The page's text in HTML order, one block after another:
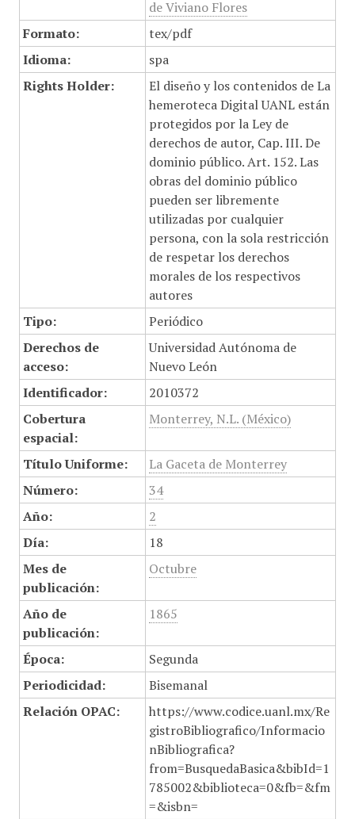
de Viviano Flores
Formato:
tex/pdf
Idioma:
spa
Rights Holder:
El diseño y los contenidos de La
hemeroteca Digital UANL están
protegidos por la Ley de
derechos de autor, Cap. III. De
dominio público. Art. 152. Las
obras del dominio público
pueden ser libremente
utilizadas por cualquier
persona, con la sola restricción
de respetar los derechos
morales de los respectivos
autores
Tipo:
Periódico
Derechos de
acceso:
Universidad Autónoma de
Nuevo León
Identificador:
2010372
Cobertura
espacial:
Monterrey, N.L. (México)
Título Uniforme:
La Gaceta de Monterrey
Número:
34
Año:
2
Día:
18
Mes de
publicación:
Octubre
Año de
publicación:
1865
Época:
Segunda
Periodicidad:
Bisemanal
Relación OPAC:
https://www.codice.uanl.mx/Re
gistroBibliografico/Informacio
nBibliografica?
from=BusquedaBasica&bibId=1
785002&biblioteca=0&fb=&fm
=&isbn=